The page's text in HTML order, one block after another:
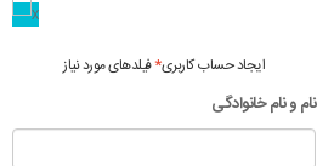
ایجاد حساب کاربری*فیلدهای مورد نیاز
نام و نام خانوادگی